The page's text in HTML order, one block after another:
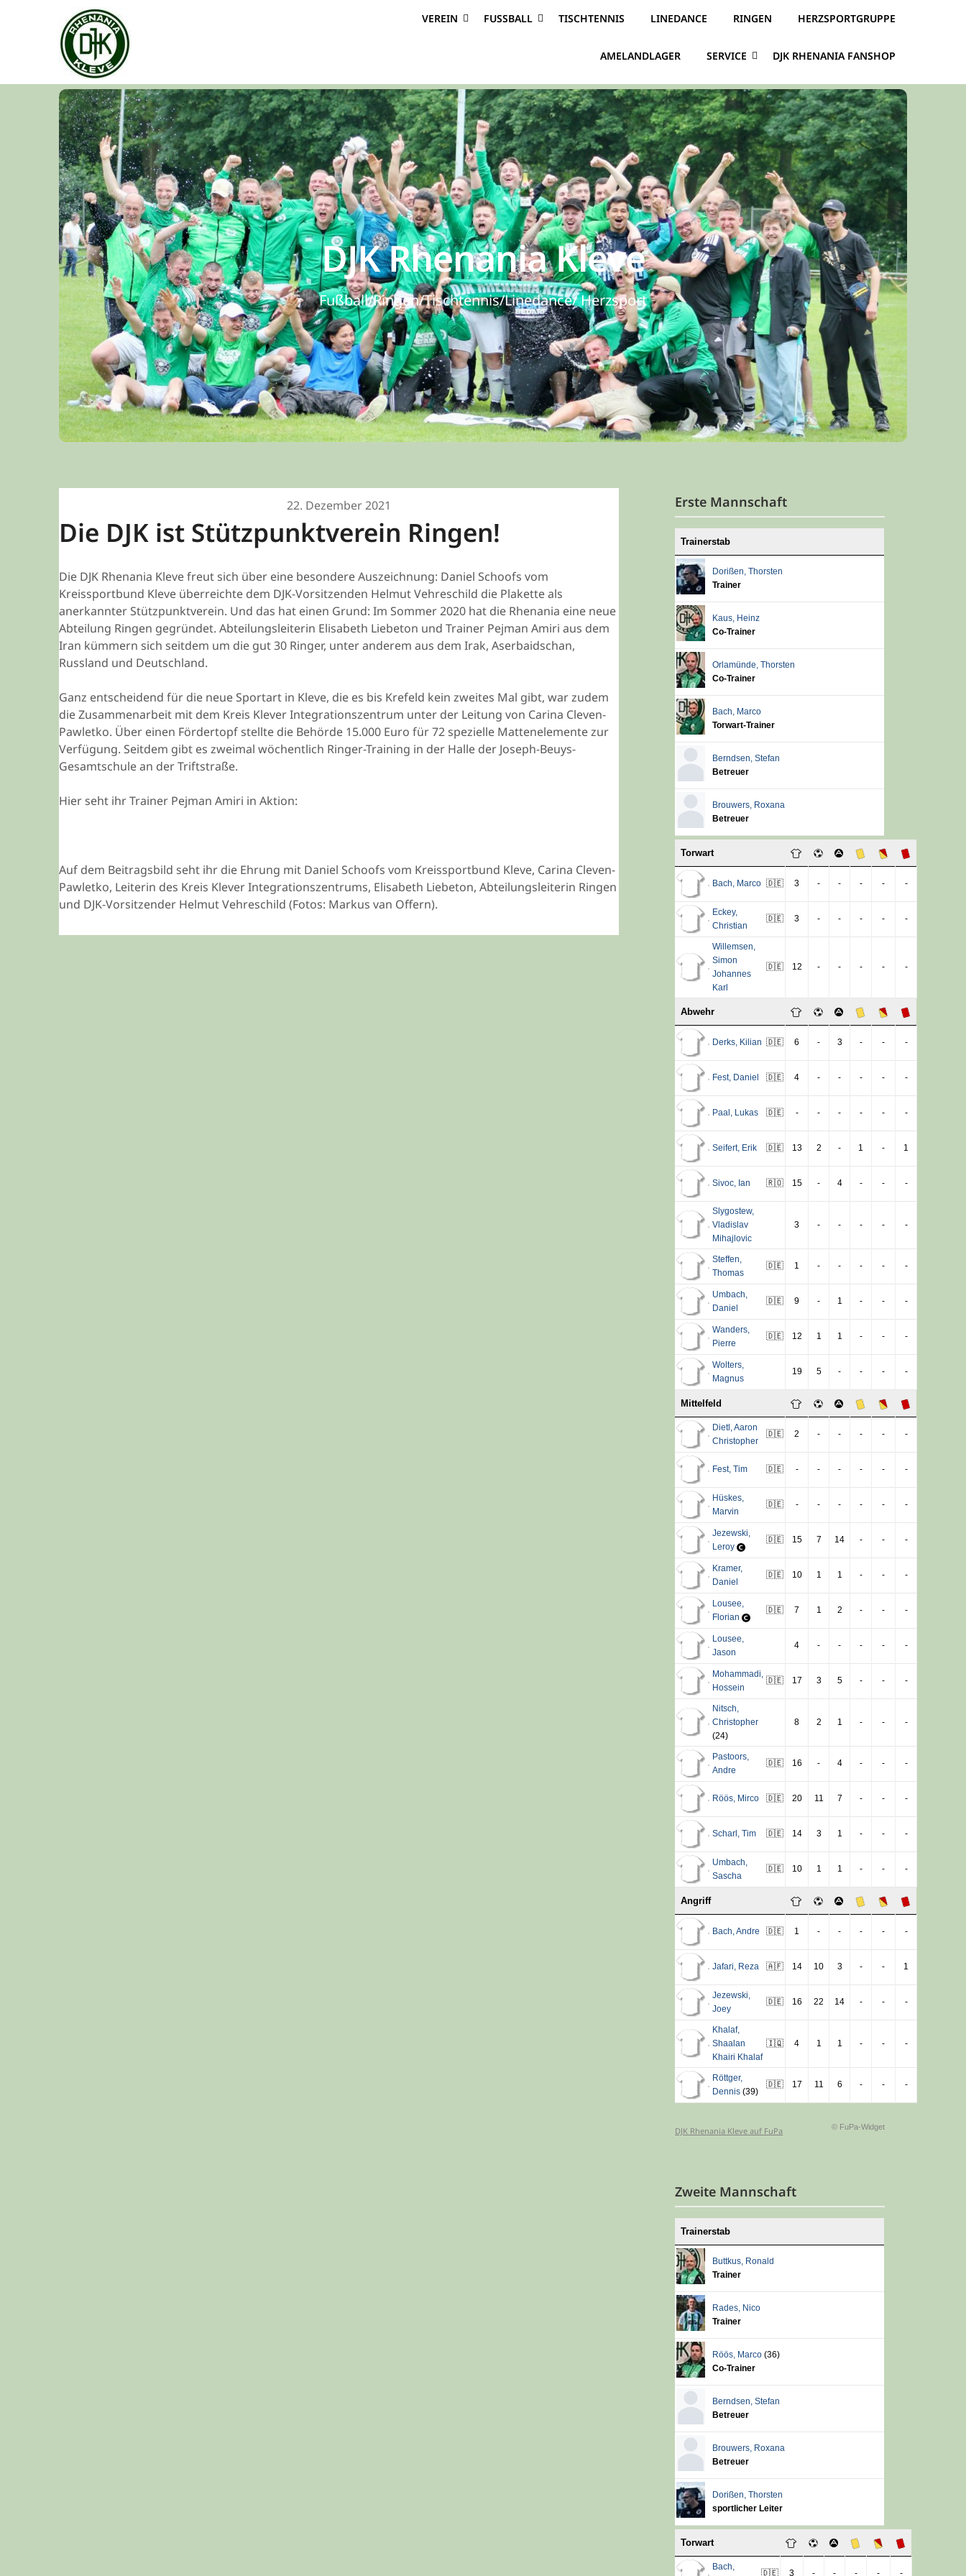
VEREIN FUSSBALL TISCHTENNIS LINEDANCE RINGEN HERZSPORTGRUPPE
AMELANDLAGER SERVICE DJK RHENANIA FANSHOP
DJK Rhenania Kleve
Fußball/Ringen/Tischtennis/Linedance/ Herzsport
22. Dezember 2021
Die DJK ist Stützpunktverein Ringen!
Die DJK Rhenania Kleve freut sich über eine besondere Auszeichnung: Daniel Schoofs vom
Kreissportbund Kleve überreichte dem DJK-Vorsitzenden Helmut Vehreschild die Plakette als
anerkannter Stützpunktverein. Und das hat einen Grund: Im Sommer 2020 hat die Rhenania eine neue
Abteilung Ringen gegründet. Abteilungsleiterin Elisabeth Liebeton und Trainer Pejman Amiri aus dem
Iran kümmern sich seitdem um die gut 30 Ringer, unter anderem aus dem Irak, Aserbaidschan,
Russland und Deutschland.
Ganz entscheidend für die neue Sportart in Kleve, die es bis Krefeld kein zweites Mal gibt, war zudem
die Zusammenarbeit mit dem Kreis Klever Integrationszentrum unter der Leitung von Carina Cleven-
Pawletko. Über einen Fördertopf stellte die Behörde 15.000 Euro für 72 spezielle Mattenelemente zur
Verfügung. Seitdem gibt es zweimal wöchentlich Ringer-Training in der Halle der Joseph-Beuys-
Gesamtschule an der Triftstraße.
Hier seht ihr Trainer Pejman Amiri in Aktion:
Auf dem Beitragsbild seht ihr die Ehrung mit Daniel Schoofs vom Kreissportbund Kleve, Carina Cleven-
Pawletko, Leiterin des Kreis Klever Integrationszentrums, Elisabeth Liebeton, Abteilungsleiterin Ringen
und DJK-Vorsitzender Helmut Vehreschild (Fotos: Markus van Offern).
Erste Mannschaft
Trainerstab
Dorißen,Thorsten
Trainer
Kaus, Heinz
Co-Trainer
Orlamünde,Thorsten
Co-Trainer
Bach, Marco
Torwart-Trainer
Berndsen,Stefan
Betreuer
Brouwers, Roxana
Betreuer
Torwart
Bach, Marco 🇩🇪 3 - - - - -
Eckey,
Christian
🇩🇪 3 - - - - -
Willemsen,
Simon
Johannes
Karl
🇩🇪 12 - - - - -
Abwehr
Derks, Kilian 🇩🇪 6 - 3 - - -
Fest, Daniel 🇩🇪 4 - - - - -
Paal , Lukas 🇩🇪 - - - - - -
Seifert, Erik 🇩🇪 13 2 - 1 - 1
Sivoc, Ian 🇷🇴 15 - 4 - - -
Slygostew,
Vladislav
Mihajlovic
3 - - - - -
Steffen,
Thomas
🇩🇪 1 - - - - -
Umbach,
Daniel
🇩🇪 9 - 1 - - -
Wanders,
Pierre
🇩🇪 12 1 1 - - -
Wolters,
Magnus
19 5 - - - -
Mittelfeld
Dietl ,Aaron
Christopher
🇩🇪 2 - - - - -
Fest,Tim 🇩🇪 - - - - - -
Hüskes,
Marvin
🇩🇪 - - - - - -
Jezewski,
Leroy
🇩🇪 15 7 14 - - -
Kramer,
Daniel
🇩🇪 10 1 1 - - -
Lousee,
Florian
🇩🇪 7 1 2 - - -
Lousee,
Jason
4 - - - - -
Mohammadi,
Hossein
🇩🇪 17 3 5 - - -
Nitsch,
Christopher
(24)
8 2 1 - - -
Pastoors,
Andre
🇩🇪 16 - 4 - - -
Röös, Mirco 🇩🇪 20 11 7 - - -
Scharl ,Tim 🇩🇪 14 3 1 - - -
Umbach,
Sascha
🇩🇪 10 1 1 - - -
Angriff
Bach,Andre 🇩🇪 1 - - - - -
Jafari, Reza 🇦🇫 14 10 3 - - 1
Jezewski,
Joey
🇩🇪 16 22 14 - - -
Khalaf,
Shaalan
Khairi Khalaf
🇮🇶 4 1 1 - - -
Röttger,
Dennis (39)
🇩🇪 17 11 6 - - -
© FuPa-Widget
DJK Rhenania Kleve auf FuPa
Zweite Mannschaft
Trainerstab
Buttkus, Ronald
Trainer
Rades, Nico
Trainer
Röös, Marco (36)
Co-Trainer
Berndsen,Stefan
Betreuer
Brouwers, Roxana
Betreuer
Dorißen,Thorsten
sportlicher Leiter
Torwart
Bach,
🇩🇪 3 - - - - -